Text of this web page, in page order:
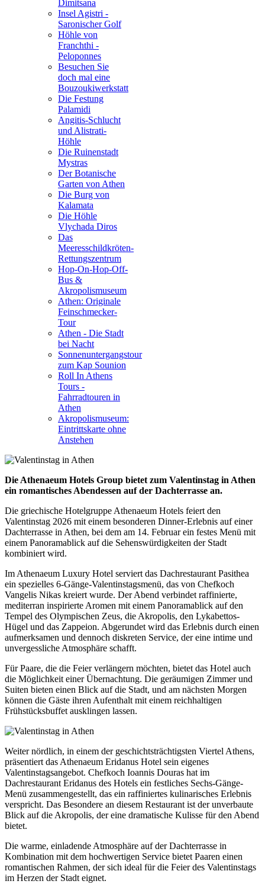
Dimitsana
Insel Agistri -
Saronischer Golf
Höhle von
Franchthi -
Peloponnes
Besuchen Sie
doch mal eine
Bouzoukiwerkstatt
Die Festung
Palamidi
Angitis-Schlucht
und Alistrati-
Höhle
Die Ruinenstadt
Mystras
Der Botanische
Garten von Athen
Die Burg von
Kalamata
Die Höhle
Vlychada Diros
Das
Meeresschildkröten-
Rettungszentrum
Hop-On-Hop-Off-
Bus &
Akropolismuseum
Athen: Originale
Feinschmecker-
Tour
Athen - Die Stadt
bei Nacht
Sonnenuntergangstour
zum Kap Sounion
Roll In Athens
Tours -
Fahrradtouren in
Athen
Akropolismuseum:
Eintrittskarte ohne
Anstehen
Die Athenaeum Hotels Group bietet zum Valentinstag in Athen
ein romantisches Abendessen auf der Dachterrasse an.
Die griechische Hotelgruppe Athenaeum Hotels feiert den
Valentinstag 2026 mit einem besonderen Dinner-Erlebnis auf einer
Dachterrasse in Athen, bei dem am 14. Februar ein festes Menü mit
einem Panoramablick auf die Sehenswürdigkeiten der Stadt
kombiniert wird.
Im Athenaeum Luxury Hotel serviert das Dachrestaurant Pasithea
ein spezielles 6-Gänge-Valentinstagsmenü, das von Chefkoch
Vangelis Nikas kreiert wurde. Der Abend verbindet raffinierte,
mediterran inspirierte Aromen mit einem Panoramablick auf den
Tempel des Olympischen Zeus, die Akropolis, den Lykabettos-
Hügel und das Zappeion. Abgerundet wird das Erlebnis durch einen
aufmerksamen und dennoch diskreten Service, der eine intime und
unvergessliche Atmosphäre schafft.
Für Paare, die die Feier verlängern möchten, bietet das Hotel auch
die Möglichkeit einer Übernachtung. Die geräumigen Zimmer und
Suiten bieten einen Blick auf die Stadt, und am nächsten Morgen
können die Gäste ihren Aufenthalt mit einem reichhaltigen
Frühstücksbuffet ausklingen lassen.
Weiter nördlich, in einem der geschichtsträchtigsten Viertel Athens,
präsentiert das Athenaeum Eridanus Hotel sein eigenes
Valentinstagsangebot. Chefkoch Ioannis Douras hat im
Dachrestaurant Eridanus des Hotels ein festliches Sechs-Gänge-
Menü zusammengestellt, das ein raffiniertes kulinarisches Erlebnis
verspricht. Das Besondere an diesem Restaurant ist der unverbaute
Blick auf die Akropolis, der eine dramatische Kulisse für den Abend
bietet.
Die warme, einladende Atmosphäre auf der Dachterrasse in
Kombination mit dem hochwertigen Service bietet Paaren einen
romantischen Rahmen, der sich ideal für die Feier des Valentinstags
im Herzen der Stadt eignet.